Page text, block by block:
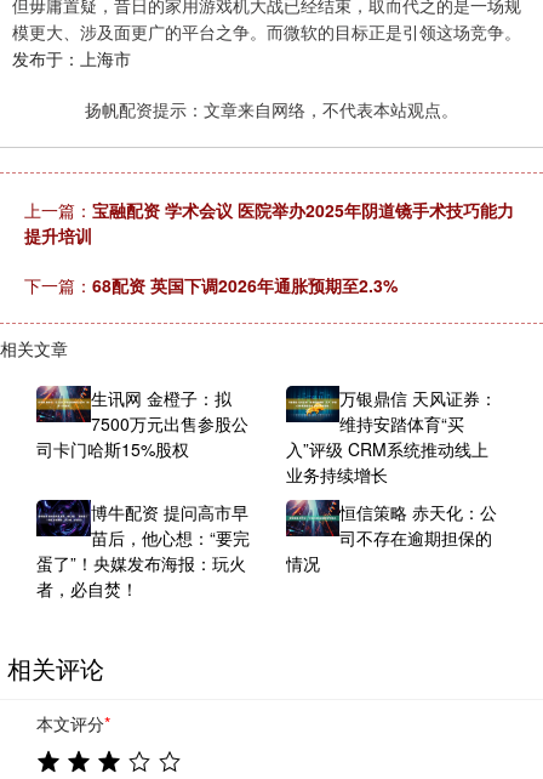
但毋庸置疑，昔日的家用游戏机大战已经结束，取而代之的是一场规
模更大、涉及面更广的平台之争。而微软的目标正是引领这场竞争。
发布于：上海市
扬帆配资提示：文章来自网络，不代表本站观点。
上一篇： 宝融配资 学术会议 医院举办2025年阴道镜手术技巧能力
提升培训
下一篇： 68配资 英国下调2026年通胀预期至2.3%
相关文章
生讯网 金橙子：拟
7500万元出售参股公
司卡门哈斯15%股权
万银鼎信 天风证券：
维持安踏体育“买
入”评级 CRM系统推动线上
业务持续增长
博牛配资 提问高市早
苗后，他心想：“要完
蛋了”！央媒发布海报：玩火
者，必自焚！
恒信策略 赤天化：公
司不存在逾期担保的
情况
相关评论
本文评分*